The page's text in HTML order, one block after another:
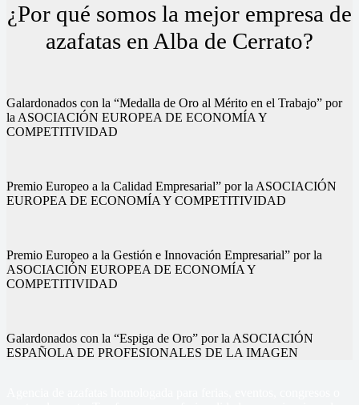
¿Por qué somos la mejor empresa de
azafatas en Alba de Cerrato?
Galardonados con la “Medalla de Oro al Mérito en el Trabajo” por
la ASOCIACIÓN EUROPEA DE ECONOMÍA Y
COMPETITIVIDAD
Premio Europeo a la Calidad Empresarial” por la ASOCIACIÓN
EUROPEA DE ECONOMÍA Y COMPETITIVIDAD
Premio Europeo a la Gestión e Innovación Empresarial” por la
ASOCIACIÓN EUROPEA DE ECONOMÍA Y
COMPETITIVIDAD
Galardonados con la “Espiga de Oro” por la ASOCIACIÓN
ESPAÑOLA DE PROFESIONALES DE LA IMAGEN